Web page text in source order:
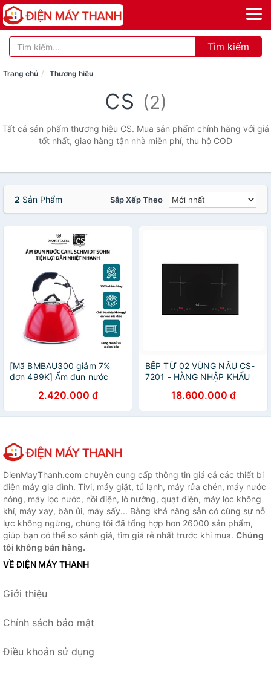
Tìm kiếm
Trang chủ Thương hiệu
cs (2)
Tất cả sản phẩm thương hiệu CS. Mua sản phẩm chính hãng với giá
tốt nhất, giao hàng tận nhà miễn phí, thu hộ COD
2 Sản Phẩm Sắp Xếp Theo
[Mã BMBAU300 giảm 7%
đơn 499K] Ấm đun nước
lợi dẫn nhiệt nhanh siêu bền
Moriitalia 058449
2.420.000 đ
BẾP TỪ 02 VÙNG NẤU CS-
7201 - HÀNG NHẬP KHẨU
18.600.000 đ
DienMayThanh.com chuyên cung cấp thông tin giá cả các thiết bị
điện máy gia đình. Tivi, máy giặt, tủ lạnh, máy rửa chén, máy nước
nóng, máy lọc nước, nồi điện, lò nướng, quạt điện, máy lọc không
khí, máy xay, bàn ủi, máy sấy... Bằng khả năng sẵn có cùng sự nỗ
lực không ngừng, chúng tôi đã tổng hợp hơn 26000 sản phẩm,
giúp bạn có thể so sánh giá, tìm giá rẻ nhất trước khi mua. Chúng
tôi không bán hàng.
VỀ ĐIỆN MÁY THANH
Giới thiệu
Chính sách bảo mật
Điều khoản sử dụng